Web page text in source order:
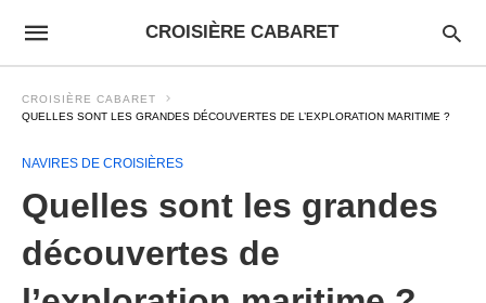
CROISIÈRE CABARET
CROISIÈRE CABARET
QUELLES SONT LES GRANDES DÉCOUVERTES DE L’EXPLORATION MARITIME ?
NAVIRES DE CROISIÈRES
Quelles sont les grandes
découvertes de